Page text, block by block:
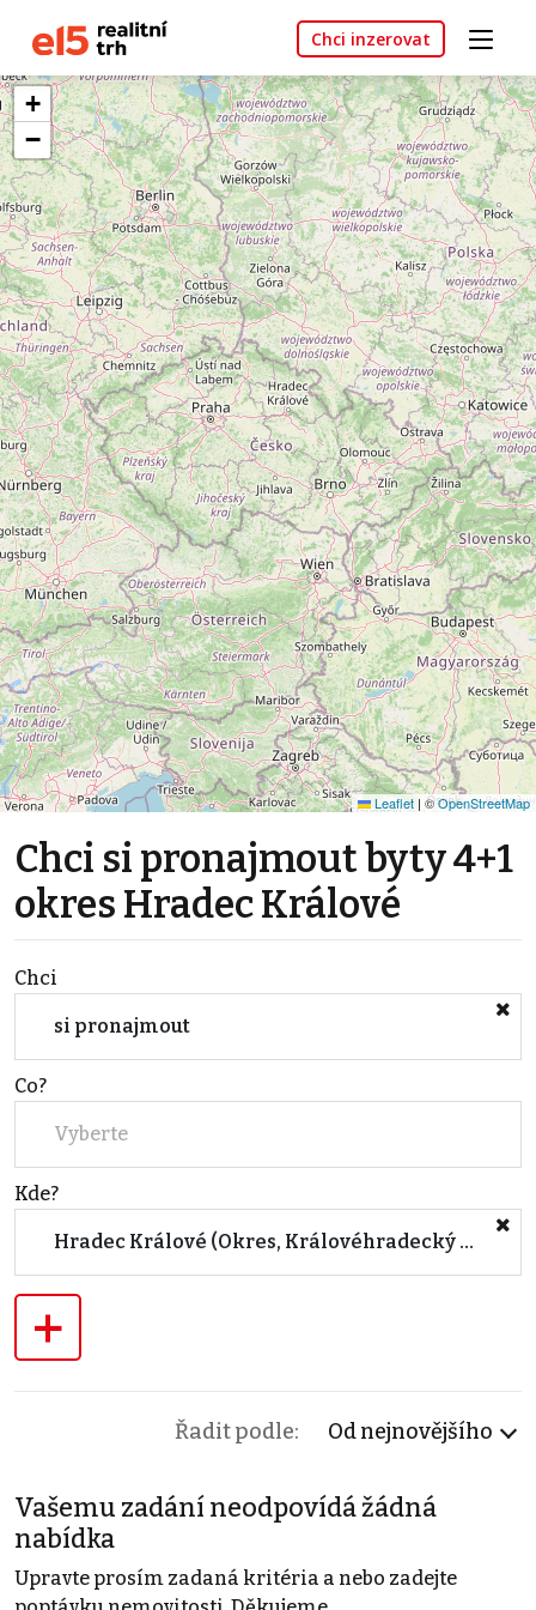
Chci inzerovat
+
−
Leaflet | ©OpenStreetMap
Chci si pronajmout byty 4+1
okres Hradec Králové
Chci
si pronajmout
Co?
Vyberte
Kde?
Hradec Králové (Okres, Královéhradecký kraj)
+
Řadit podle: Od nejnovějšího
Vašemu zadání neodpovídá žádná
nabídka
Upravte prosím zadaná kritéria a nebo zadejte